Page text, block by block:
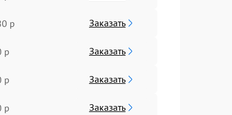
р Заказать
р Заказать
р Заказать
р Заказать